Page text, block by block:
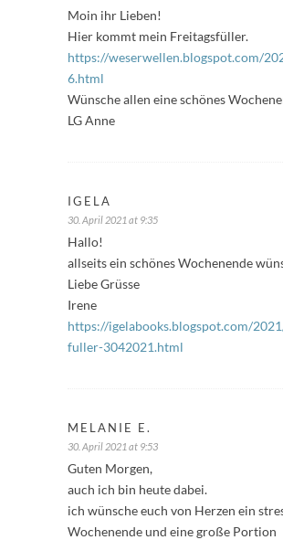
Moin ihr Lieben!
Hier kommt mein Freitagsfüller.
https://weserwellen.blogspot.com/
6.html
Wünsche allen eine schönes
LG Anne
IGELA
30. April 2021 at 9:35
Hallo!
allseits ein schönes Wochenende
Liebe Grüsse
Irene
https://igelabooks.blogspot.com/
fuller-3042021.html
MELANIE E.
30. April 2021 at 9:53
Guten Morgen,
auch ich bin heute dabei.
ich wünsche euch von Herzen ein
Wochenende und eine große Portion